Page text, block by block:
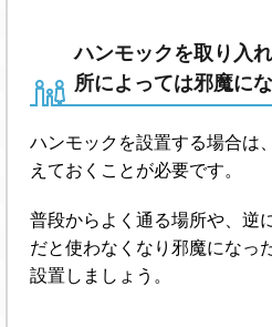
ハンモックを取り入
所によっては邪魔に
ハンモックを設置する場合は
えておくことが必要です。
普段からよく通る場所や、逆
だと使わなくなり邪魔になっ
設置しましょう。